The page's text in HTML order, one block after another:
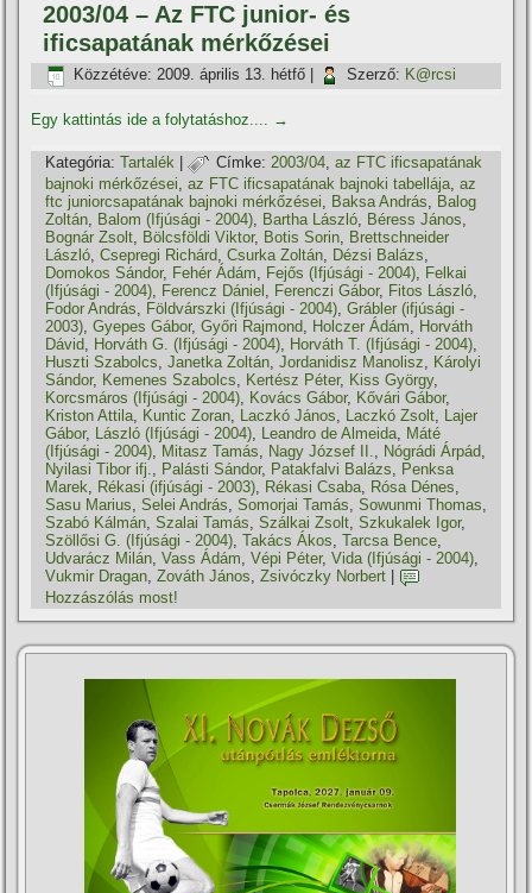
2003/04 – Az FTC junior- és
ificsapatának mérkőzései
Közzétéve: 2009. április 13. hétfő Szerző: K@rcsi
Egy kattintás ide a folytatáshoz.... →
Kategória: Tartalék | Címke: 2003/04,az FTC ificsapatának
bajnoki mérkőzései,az FTC ificsapatának bajnoki tabellája,az
ftc juniorcsapatának bajnoki mérkőzései, Baksa András, Balog
Zoltán, Balom (Ifjúsági - 2004), Bartha László, Béress János,
Bognár Zsolt, Bölcsföldi Viktor, Botis Sorin, Brettschneider
László,Csepregi Richárd,Csurka Zoltán, Dézsi Balázs,
Domokos Sándor, Fehér Ádám, Fejős (Ifjúsági - 2004), Felkai
(Ifjúsági - 2004), Ferencz Dániel , Ferenczi Gábor, Fitos László,
Fodor András, Földvárszki (Ifjúsági - 2004),Grábler (ifjúsági -
2003),Gyepes Gábor,Győri Rajmond, Holczer Ádám, Horváth
Dávid, Horváth G. (Ifjúsági - 2004), Horváth T. (Ifjúsági - 2004),
Huszti Szabolcs,Janetka Zoltán,Jordanidisz Manolisz, Károlyi
Sándor, Kemenes Szabolcs, Kertész Péter, Kiss György,
Korcsmáros (Ifjúsági - 2004), Kovács Gábor, Kővári Gábor,
Kriston Attila, Kuntic Zoran, Laczkó János, Laczkó Zsolt, Lajer
Gábor, László (Ifjúsági - 2004), Leandro de Almeida, Máté
(Ifjúsági - 2004), Mitasz Tamás, Nagy József II., Nógrádi Árpád,
Nyilasi Tibor ifj., Palásti Sándor, Patakfalvi Balázs, Penksa
Marek, Rékasi (ifjúsági - 2003), Rékasi Csaba, Rósa Dénes,
Sasu Marius,Selei András,Somorjai Tamás,Sowunmi Thomas,
Szabó Kálmán,Szalai Tamás,Szálkai Zsolt,Szkukalek Igor,
Szöllősi G. (Ifjúsági - 2004),Takács Ákos,Tarcsa Bence,
Udvarácz Milán,Vass Ádám,Vépi Péter,Vida (Ifjúsági - 2004),
Vukmir Dragan,Zováth János,Zsivóczky Norbert
Hozzászólás most!